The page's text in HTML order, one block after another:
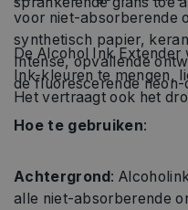
voor niet-absorberende
synthetisch papier, keramiek, glas,
Intense, opvallende
de fluorescerende
De Alcohol Ink Extender wordt gebruikt om Alcohol
Ink-kleuren te mengen, lichter te maken en op te tillen.
Het vertraagt ​​ook het
Hoe te gebruiken:
Achtergrond:
alle niet-absorberende ondergronden. Alcoholinkt kan